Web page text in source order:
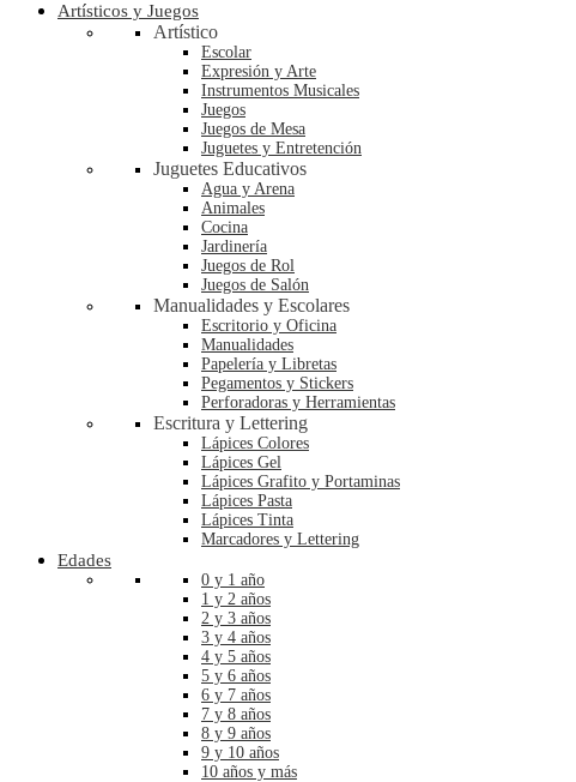
Artísticos y Juegos
Artístico
Escolar
Expresión y Arte
Instrumentos Musicales
Juegos
Juegos de Mesa
Juguetes y Entretención
Juguetes Educativos
Agua y Arena
Animales
Cocina
Jardinería
Juegos de Rol
Juegos de Salón
Manualidades y Escolares
Escritorio y Oficina
Manualidades
Papelería y Libretas
Pegamentos y Stickers
Perforadoras y Herramientas
Escritura y Lettering
Lápices Colores
Lápices Gel
Lápices Grafito y Portaminas
Lápices Pasta
Lápices Tinta
Marcadores y Lettering
Edades
0 y 1 año
1 y 2 años
2 y 3 años
3 y 4 años
4 y 5 años
5 y 6 años
6 y 7 años
7 y 8 años
8 y 9 años
9 y 10 años
10 años y más